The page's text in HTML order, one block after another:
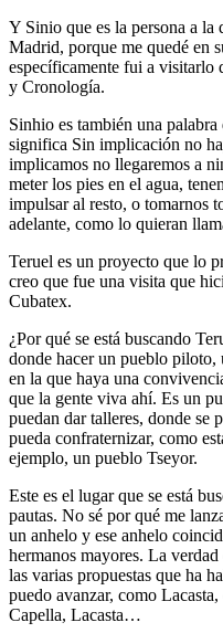
Y Sinio que es la persona a la
Madrid, porque me quedé en
específicamente fui a visitarlo
y Cronología.
Sinhio es también una
significa Sin implicación no
implicamos no llegaremos a
meter los pies en el agua,
impulsar al resto, o tomarnos
adelante, como lo quieran
Teruel es un proyecto que lo
creo que fue una visita que
Cubatex.
¿Por qué se está buscando
donde hacer un pueblo piloto,
en la que haya una
que la gente viva ahí. Es un
puedan dar talleres, donde se
pueda confraternizar, como
ejemplo, un pueblo Tseyor.
Este es el lugar que se está
pautas. No sé por qué me
un anhelo y ese anhelo
hermanos mayores. La
las varias propuestas que ha
puedo avanzar, como
Capella, Lacasta…